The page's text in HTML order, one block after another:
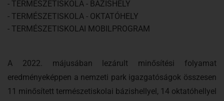
- TERMÉSZETISKOLA - BÁZISHELY
- TERMÉSZETISKOLA - OKTATÓHELY
- TERMÉSZETISKOLAI MOBILPROGRAM
A 2022. májusában lezárult minősítési folyamat
eredményeképpen a nemzeti park igazgatóságok összesen
11 minősített természetiskolai bázishellyel, 14 oktatóhellyel